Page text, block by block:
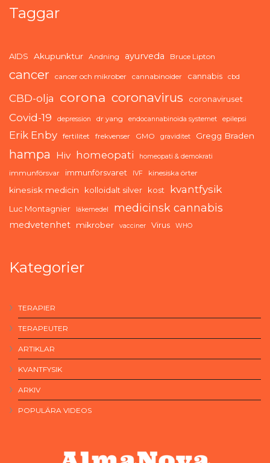
Taggar
AIDS Akupunktur Andning ayurveda Bruce Lipton
cancer cancer och mikrober cannabinoider cannabis cbd
CBD-olja corona coronavirus coronaviruset
Covid-19 depression dr yang endocannabinoida systemet epilepsi
Erik Enby fertilitet frekvenser GMO graviditet Gregg Braden
hampa Hiv homeopati homeopati & demokrati
immunförsvar immunförsvaret IVF kinesiska örter
kinesisk medicin kolloidalt silver kost kvantfysik
Luc Montagnier läkemedel medicinsk cannabis
medvetenhet mikrober vacciner Virus WHO
Kategorier
TERAPIER
TERAPEUTER
ARTIKLAR
KVANTFYSIK
ARKIV
POPULÄRA VIDEOS